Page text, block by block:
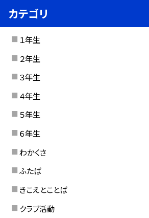
カテゴリ
１年生
２年生
３年生
４年生
５年生
６年生
わかくさ
ふたば
きこえとことば
クラブ活動